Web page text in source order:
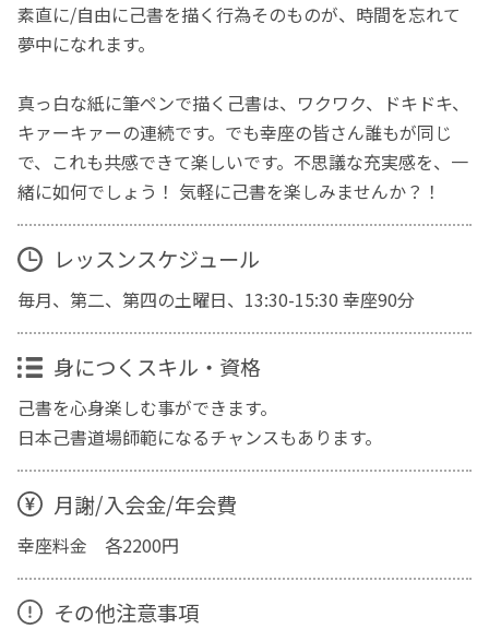
素直に/自由に己書を描く行為そのものが、時間を忘れて
夢中になれます。
真っ白な紙に筆ペンで描く己書は、ワクワク、ドキドキ、
キァーキァーの連続です。でも幸座の皆さん誰もが同じ
で、これも共感できて楽しいです。不思議な充実感を、一
緒に如何でしょう！ 気軽に己書を楽しみませんか？！
レッスンスケジュール
毎月、第二、第四の土曜日、13:30-15:30 幸座90分
身につくスキル・資格
己書を心身楽しむ事ができます。
日本己書道場師範になるチャンスもあります。
月謝/入会金/年会費
幸座料金 各2200円
その他注意事項